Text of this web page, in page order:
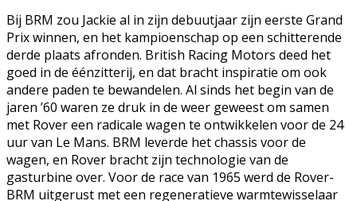
Bij BRM zou Jackie al in zijn debuutjaar zijn eerste Grand
Prix winnen, en het kampioenschap op een schitterende
derde plaats afronden. British Racing Motors deed het
goed in de éénzitterij, en dat bracht inspiratie om ook
andere paden te bewandelen. Al sinds het begin van de
jaren ’60 waren ze druk in de weer geweest om samen
met Rover een radicale wagen te ontwikkelen voor de 24
uur van Le Mans. BRM leverde het chassis voor de
wagen, en Rover bracht zijn technologie van de
gasturbine over. Voor de race van 1965 werd de Rover-
BRM uitgerust met een regeneratieve warmtewisselaar